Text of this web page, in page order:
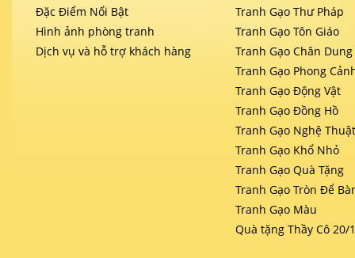
Đặc Điểm Nổi Bật
Hình ảnh phòng tranh
Dịch vụ và hỗ trợ khách hàng
Tranh Gạo Thư Pháp
Tranh Gạo Tôn Giáo
Tranh Gạo Chân Dung
Tranh Gạo Phong
Tranh Gạo Động Vật
Tranh Gạo Đồng Hồ
Tranh Gạo Nghệ
Tranh Gạo Khổ Nhỏ
Tranh Gạo Quà Tặng
Tranh Gạo Tròn Để
Tranh Gạo Màu
Quà tặng Thầy Cô 20/